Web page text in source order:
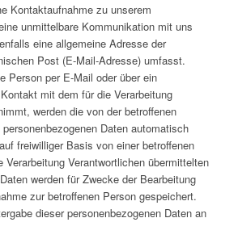
Kontaktaufnahme zu unserem
unmittelbare Kommunikation mit uns
eine allgemeine Adresse der
Post (E-Mail-Adresse) umfasst.
Person per E-Mail oder über ein
mit dem für die Verarbeitung
werden die von der betroffenen
Daten automatisch
freiwilliger Basis von einer betroffenen
Verarbeitung Verantwortlichen übermittelten
werden für Zwecke der Bearbeitung
zur betroffenen Person gespeichert.
dieser personenbezogenen Daten an